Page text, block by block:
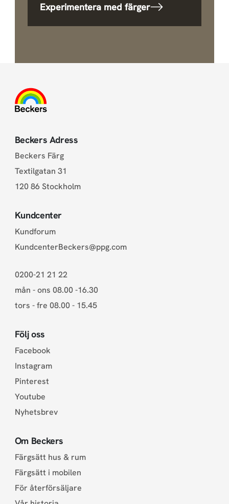
Experimentera med färger
Beckers Adress
Beckers Färg
Textilgatan 31
120 86 Stockholm
Kundcenter
Kundforum
KundcenterBeckers@ppg.com
0200-21 21 22
mån - ons 08.00 -16.30
tors - fre 08.00 - 15.45
Följ oss
Facebook
Instagram
Pinterest
Youtube
Nyhetsbrev
Om Beckers
Färgsätt hus & rum
Färgsätt i mobilen
För återförsäljare